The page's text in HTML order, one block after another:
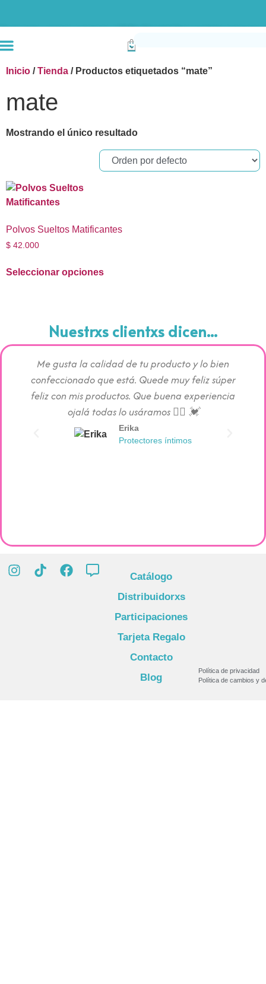
Inicio /Tienda / Productos etiquetados “mate”
mate
Mostrando el único resultado
Polvos Sueltos Matificantes
$ 42.000
Seleccionar opciones
Nuestrxs clientxs dicen...
Me gusta la calidad de tu producto y lo bien
confeccionado que está. Quede muy feliz súper
feliz con mis productos. Que buena experiencia
ojalá todas lo usáramos 👯‍♀️ 💓
Erika
Protectores íntimos
Catálogo
Distribuidorxs
Participaciones
Tarjeta Regalo
Contacto
Blog
Política de privacidad
Política de cambios y